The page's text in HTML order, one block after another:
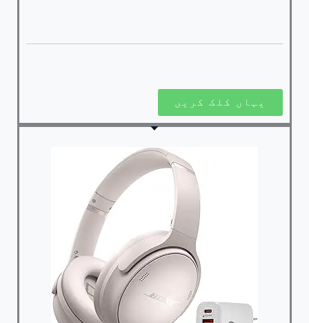
یہاں کلک کریں